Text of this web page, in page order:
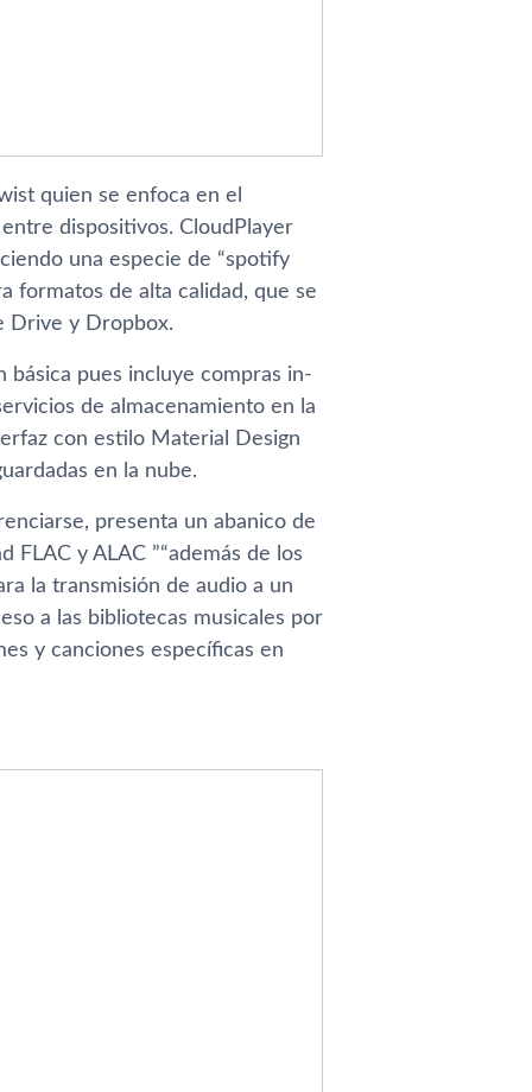
quien se enfoca en el
dispositivos. CloudPlayer
una especie de “spotify
formatos de alta calidad, que se
Drive y Dropbox.
básica pues incluye compras in-
de almacenamiento en la
con estilo Material Design
en la nube.
presenta un abanico de
FLAC y ALAC ”“además de los
la transmisión de audio a un
a las bibliotecas musicales por
y canciones especí­ficas en